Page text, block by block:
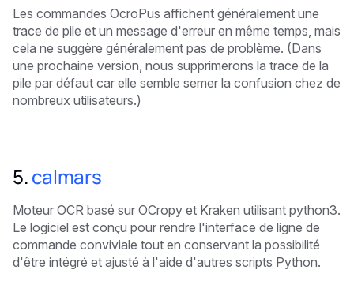
Les commandes OcroPus affichent généralement une
trace de pile et un message d'erreur en même temps, mais
cela ne suggère généralement pas de problème. (Dans
une prochaine version, nous supprimerons la trace de la
pile par défaut car elle semble semer la confusion chez de
nombreux utilisateurs.)
5.calmars
Moteur OCR basé sur OCropy et Kraken utilisant python3.
Le logiciel est conçu pour rendre l'interface de ligne de
commande conviviale tout en conservant la possibilité
d'être intégré et ajusté à l'aide d'autres scripts Python.